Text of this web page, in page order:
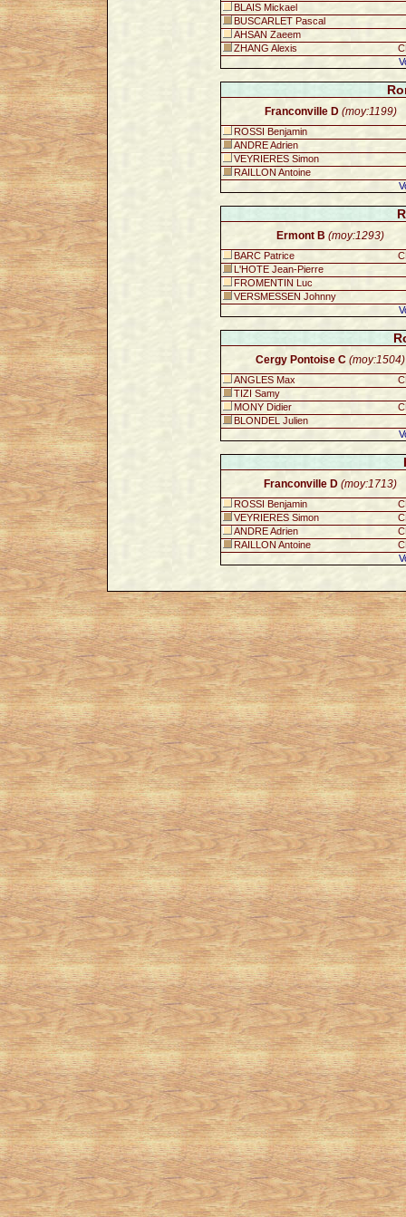
BLAIS Mickael
BUSCARLET Pascal
AHSAN Zaeem
ZHANG Alexis
Franconville D (moy:1199)
ROSSI Benjamin
ANDRE Adrien
VEYRIERES Simon
RAILLON Antoine
Ermont B (moy:1293)
BARC Patrice
L'HOTE Jean-Pierre
FROMENTIN Luc
VERSMESSEN Johnny
Cergy Pontoise C (moy:1504)
ANGLES Max
TIZI Samy
MONY Didier
BLONDEL Julien
Franconville D (moy:1713)
ROSSI Benjamin
VEYRIERES Simon
ANDRE Adrien
RAILLON Antoine